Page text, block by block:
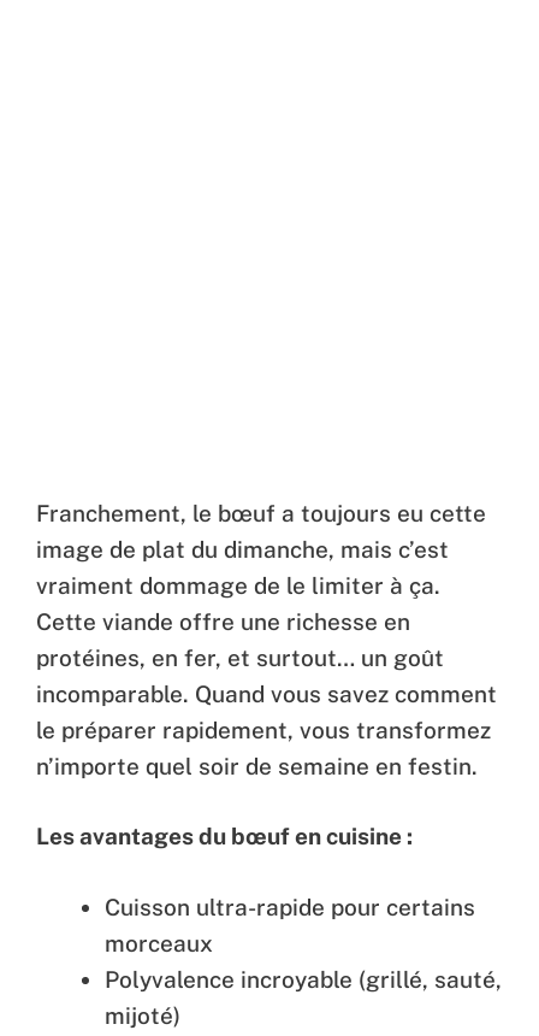
Franchement, le bœuf a toujours eu cette
image de plat du dimanche, mais c’est
vraiment dommage de le limiter à ça.
Cette viande offre une richesse en
protéines, en fer, et surtout… un goût
incomparable. Quand vous savez comment
le préparer rapidement, vous transformez
n’importe quel soir de semaine en festin.
Les avantages du bœuf en cuisine :
Cuisson ultra-rapide pour certains
morceaux
Polyvalence incroyable (grillé, sauté,
mijoté)